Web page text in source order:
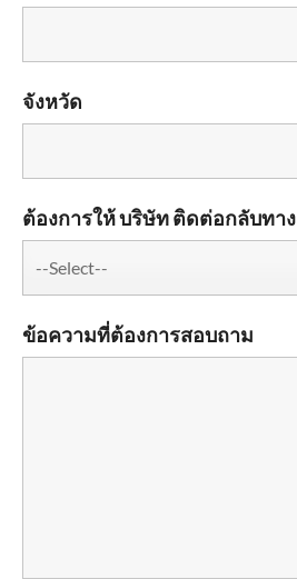
จังหวัด
ต้องการให้ บริษัท ติดต่อกลับทาง
ข้อความที่ต้องการสอบถาม